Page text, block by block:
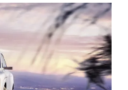
子怎么了
车临时停运
路虎卫士限时降17万 BBA已集体降价